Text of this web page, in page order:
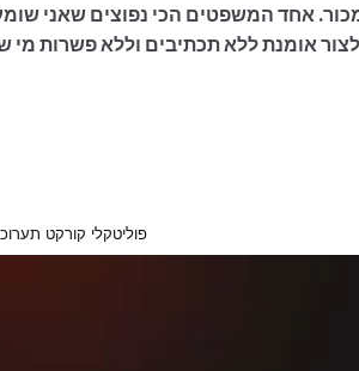
אחד המשפטים הכי נפוצים שאני
אומנת ללאתכתיבים וללא פשרות מי
פוליטקלי קורקט